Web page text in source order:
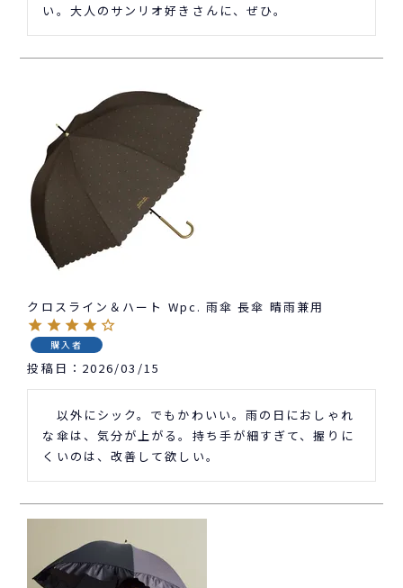
い。大人のサンリオ好きさんに、ぜひ。
クロスライン＆ハート Wpc. 雨傘 長傘 晴雨兼用
購入者
投稿日 2026/03/15
以外にシック。でもかわいい。雨の日におしゃれ
な傘は、気分が上がる。持ち手が細すぎて、握りに
くいのは、改善して欲しい。